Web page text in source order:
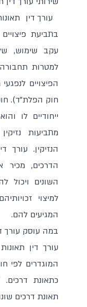
עורך דין
בתביעת
עקב שימוש,
למטרות
הפיצויים
חוק הפלת"ד).
ייחודיים לו
מתביעות
הנזיקין. עורך
הדרכים,
השונים ויכול
למיצוי
המגיעים להם.
במה עוסק עורך
עורך דין
המוגדרים לפי
כתאונת
תאונת דרכים